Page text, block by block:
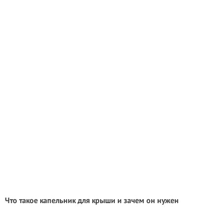
Что такое капельник для крыши и зачем он нужен